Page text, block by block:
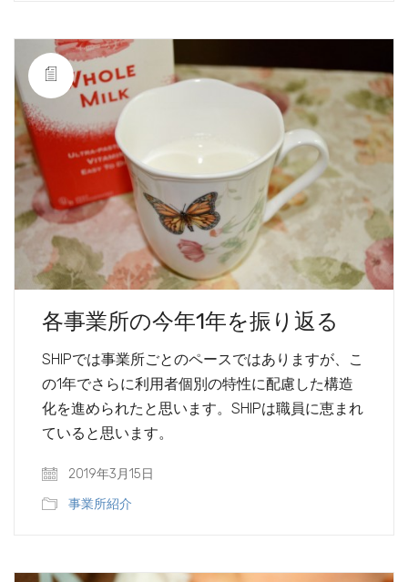
各事業所の今年1年を振り返る
SHIPでは事業所ごとのペースではありますが、こ
の1年でさらに利用者個別の特性に配慮した構造
化を進められたと思います。SHIPは職員に恵まれ
ていると思います。
2019年3月15日
事業所紹介